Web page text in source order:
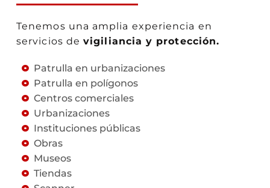
Tenemos una amplia experiencia en
servicios devigiliancia y protección.
Patrulla en urbanizaciones
Patrulla en polígonos
Centros comerciales
Urbanizaciones
Instituciones públicas
Obras
Museos
Tiendas